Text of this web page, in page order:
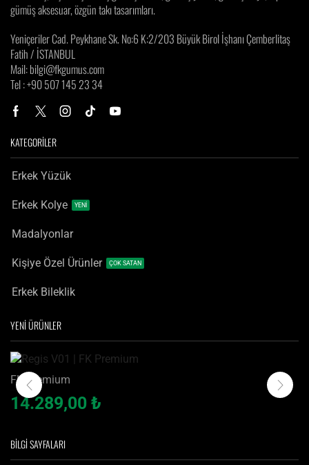
gümüş aksesuar, özgün takı tasarımları.
Yeniçeriler Cad. Peykhane Sk. No:6 K:2/203 Büyük Birol İşhanı Çemberlitaş
Fatih / İSTANBUL
Mail: bilgi@fkgumus.com
Tel : +90 507 145 23 34
KATEGORİLER
Erkek Yüzük
Erkek Kolye YENİ
Madalyonlar
Kişiye Özel Ürünler ÇOK SATAN
Erkek Bileklik
YENİ ÜRÜNLER
FK Premium
14.289,00 ₺
BILGI SAYFALARI